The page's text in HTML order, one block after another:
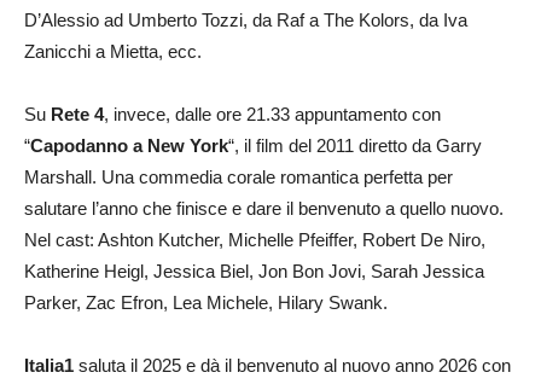
D’Alessio ad Umberto Tozzi, da Raf a The Kolors, da Iva
Zanicchi a Mietta, ecc.
Su Rete 4, invece, dalle ore 21.33 appuntamento con
“Capodanno a New York“, il film del 2011 diretto da Garry
Marshall. Una commedia corale romantica perfetta per
salutare l’anno che finisce e dare il benvenuto a quello nuovo.
Nel cast: Ashton Kutcher, Michelle Pfeiffer, Robert De Niro,
Katherine Heigl, Jessica Biel, Jon Bon Jovi, Sarah Jessica
Parker, Zac Efron, Lea Michele, Hilary Swank.
Italia1 saluta il 2025 e dà il benvenuto al nuovo anno 2026 con